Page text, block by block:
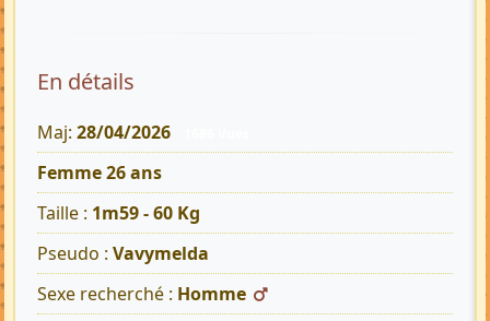
En détails
Maj: 28/04/2026
Femme 26 ans
Taille : 1m59 - 60 Kg
Pseudo : Vavymelda
Sexe recherché : Homme